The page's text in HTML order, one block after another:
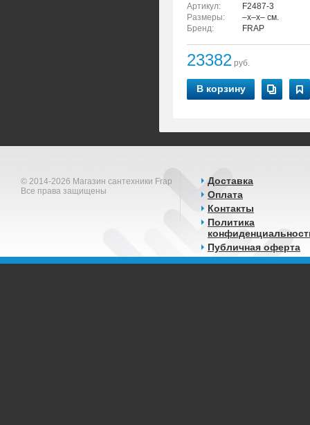
Артикул:
F2487-3
Размеры:
–x–x– см.
Бренд:
FRAP
23382 руб.
В корзину
© 2014-2026 Магазин сантехники Frap
Все права защищены
Доставка
Оплата
Контакты
Политика
Публичная оферта